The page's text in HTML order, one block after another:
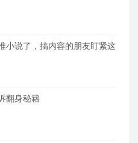
小说了，搞内容的朋友盯紧这
翻身秘籍